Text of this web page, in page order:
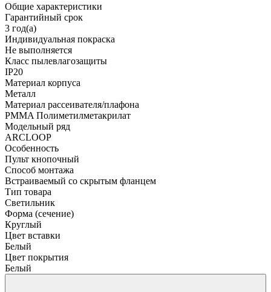
Общие характеристики
Гарантийный срок
3 год(а)
Индивидуальная покраска
Не выполняется
Класс пылевлагозащиты
IP20
Материал корпуса
Металл
Материал рассеивателя/плафона
PMMA Полиметилметакрилат
Модельный ряд
ARCLOOP
Особенность
Пульт кнопочный
Способ монтажа
Встраиваемый со скрытым фланцем
Тип товара
Светильник
Форма (сечение)
Круглый
Цвет вставки
Белый
Цвет покрытия
Белый